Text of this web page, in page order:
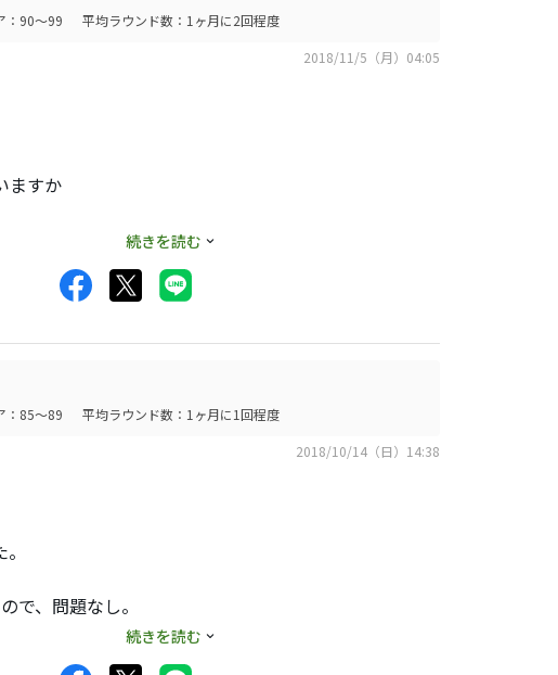
：90～99
平均ラウンド数：1ヶ月に2回程度
2018/11/5（月）04:05
ますか
続きを読む
：85～89
平均ラウンド数：1ヶ月に1回程度
2018/10/14（日）14:38
で、問題なし。
続きを読む